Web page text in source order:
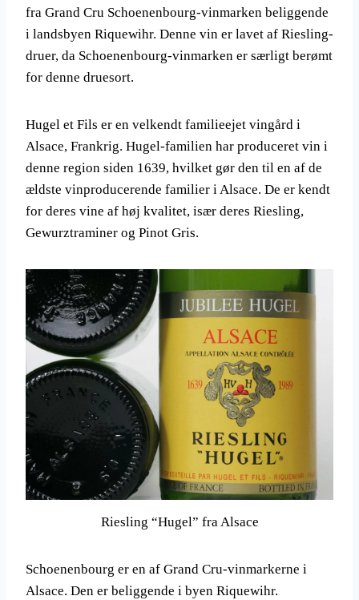
fra Grand Cru Schoenenbourg-vinmarken beliggende
i landsbyen Riquewihr. Denne vin er lavet af Riesling-
druer, da Schoenenbourg-vinmarken er særligt berømt
for denne druesort.
Hugel et Fils er en velkendt familieejet vingård i
Alsace, Frankrig. Hugel-familien har produceret vin i
denne region siden 1639, hvilket gør den til en af de
ældste vinproducerende familier i Alsace. De er kendt
for deres vine af høj kvalitet, især deres Riesling,
Gewurztraminer og Pinot Gris.
Riesling “Hugel” fra Alsace
Schoenenbourg er en af Grand Cru-vinmarkerne i
Alsace. Den er beliggende i byen Riquewihr.